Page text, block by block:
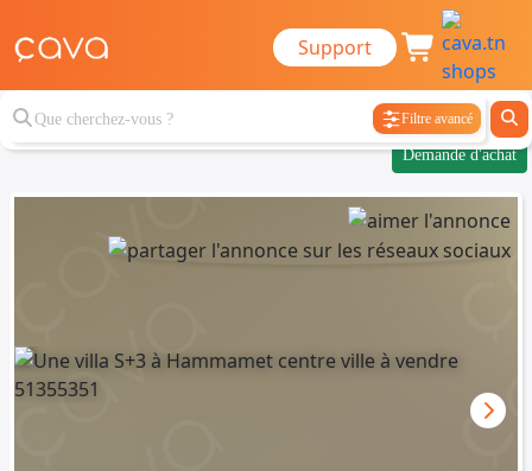
Support
Filtre avancé
Demande d'achat